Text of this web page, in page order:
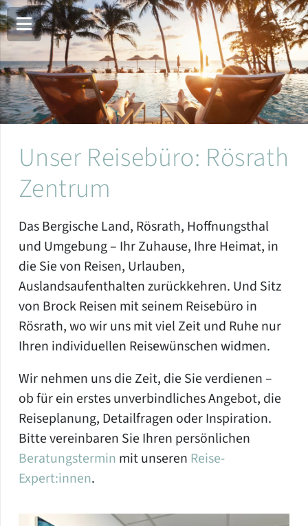
Unser Reisebüro: Rösrath
Zentrum
Das Bergische Land, Rösrath, Hoffnungsthal
und Umgebung – Ihr Zuhause, Ihre Heimat, in
die Sie von Reisen, Urlauben,
Auslandsaufenthalten zurückkehren. Und Sitz
von Brock Reisen mit seinem Reisebüro in
Rösrath, wo wir uns mit viel Zeit und Ruhe nur
Ihren individuellen Reisewünschen widmen.
Wir nehmen uns die Zeit, die Sie verdienen –
ob für ein erstes unverbindliches Angebot, die
Reiseplanung, Detailfragen oder Inspiration.
Bitte vereinbaren Sie Ihren persönlichen
Beratungstermin mit unseren Reise-
Expert:innen.